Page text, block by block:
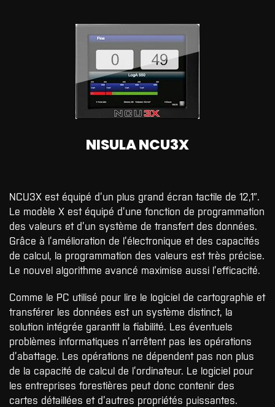
NISULA NCU3X
NCU3X est équipé d’un plus grand écran tactile de 12,1″.
Le modèle X est équipé d’une fonction de programmation
des valeurs et d’un système de transfert des données.
Grâce à l’amélioration de l’électronique et des capacités
de calcul, la programmation des valeurs est très précise.
Le nouvel algorithme avancé maximise aussi l’efficacité.
Comme le PC utilisé pour lire le logiciel de cartographie et
transférer les données est un système distinct, la
solution intégrée garantit la fiabilité. Les éventuels
problèmes informatiques n’arrêtent pas les opérations
d’abattage. Les opérations ne dépendent pas non plus
de la capacité de calcul de l’ordinateur. Le logiciel pour
les entreprises forestières peut donc contenir des
cartes détaillées et d’autres propriétés puissantes.